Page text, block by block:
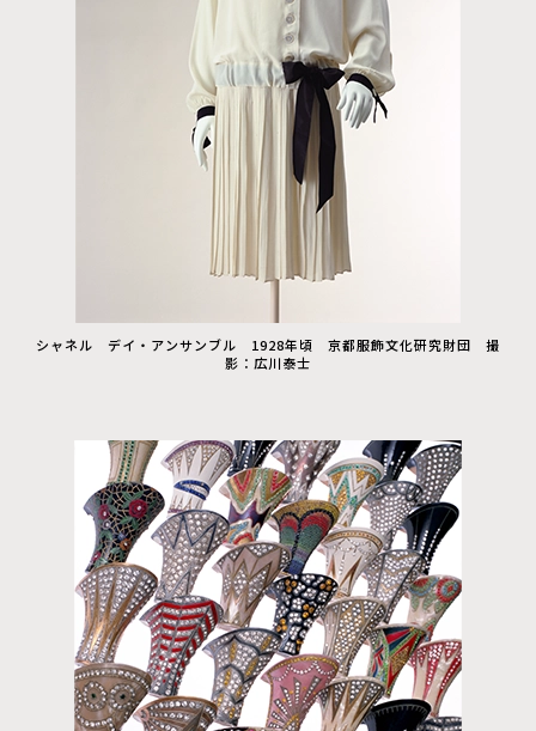
シャネル デイ・アンサンブル 1928年頃 京都服飾文化研究財団 撮
影：広川泰士